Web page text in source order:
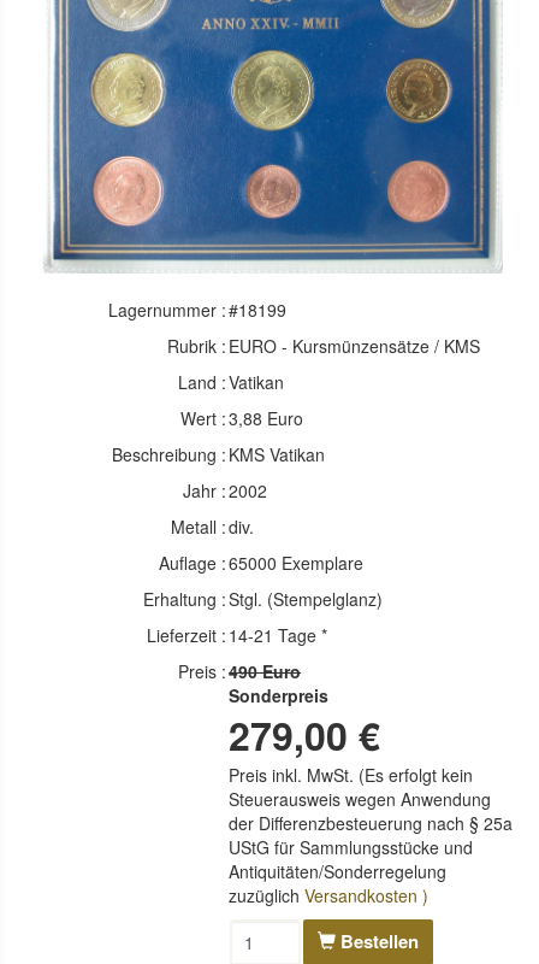
Lagernummer :#18199
Rubrik : EURO - Kursmünzensätze / KMS
Land :Vatikan
Wert :3,88 Euro
Beschreibung : KMS Vatikan
Jahr :2002
Metall :div.
Auflage :65000 Exemplare
Erhaltung :Stgl. (Stempelglanz)
Lieferzeit : 14-21 Tage *
Preis :490 Euro
Sonderpreis
279,00 €
Preis inkl. MwSt. (Es erfolgt kein
Steuerausweis wegen Anwendung
der Differenzbesteuerung nach § 25a
UStG für Sammlungsstücke und
Antiquitäten/Sonderregelung
zuzüglichVersandkosten )
Bestellen